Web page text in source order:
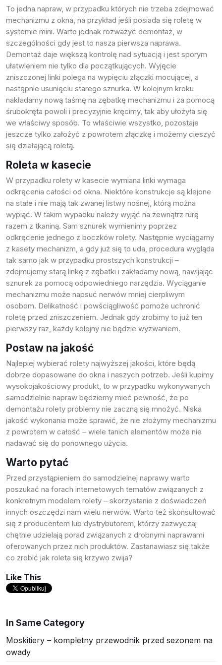
To jedna napraw, w przypadku których nie trzeba zdejmować
mechanizmu z okna, na przykład jeśli posiada się roletę w
systemie mini. Warto jednak rozważyć demontaż, w
szczególności gdy jest to nasza pierwsza naprawa.
Demontaż daje większą kontrolę nad sytuacją i jest sporym
ułatwieniem nie tylko dla początkujących. Wyjęcie
zniszczonej linki polega na wypięciu złączki mocującej, a
następnie usunięciu starego sznurka. W kolejnym kroku
nakładamy nową taśmę na zębatkę mechanizmu i za pomocą
śrubokręta powoli i precyzyjnie kręcimy, tak aby ułożyła się
we właściwy sposób. To właściwie wszystko, pozostaje
jeszcze tylko założyć z powrotem złączkę i możemy cieszyć
się działającą roletą.
Roleta w kasecie
W przypadku rolety w kasecie wymiana linki wymaga
odkręcenia całości od okna. Niektóre konstrukcje są klejone
na stałe i nie mają tak zwanej listwy nośnej, którą można
wypiąć. W takim wypadku należy wyjąć na zewnątrz rurę
razem z tkaniną. Sam sznurek wymienimy poprzez
odkręcenie jednego z boczków rolety. Następnie wyciągamy
z kasety mechanizm, a gdy już się to uda, procedura wygląda
tak samo jak w przypadku prostszych konstrukcji –
zdejmujemy starą linkę z zębatki i zakładamy nową, nawijając
sznurek za pomocą odpowiedniego narzędzia. Wyciąganie
mechanizmu może napsuć nerwów mniej cierpliwym
osobom. Delikatność i powściągliwość pomoże uchronić
roletę przed zniszczeniem. Jednak gdy zrobimy to już ten
pierwszy raz, każdy kolejny nie będzie wyzwaniem.
Postaw na jakość
Najlepiej wybierać rolety najwyższej jakości, które będą
dobrze dopasowane do okna i naszych potrzeb. Jeśli kupimy
wysokojakościowy produkt, to w przypadku wykonywanych
samodzielnie napraw będziemy mieć pewność, że po
demontażu rolety problemy nie zaczną się mnożyć. Niska
jakość wykonania może sprawić, że nie złożymy mechanizmu
z powrotem w całość – wiele tanich elementów może nie
nadawać się do ponownego użycia.
Warto pytać
Przed przystąpieniem do samodzielnej naprawy warto
poszukać na forach internetowych tematów związanych z
konkretnym modelem rolety – skorzystanie z doświadczeń
innych oszczędzi nam wielu nerwów. Warto też skonsultować
się z producentem lub dystrybutorem, którzy zazwyczaj
chętnie udzielają porad związanych z drobnymi naprawami
oferowanych przez nich produktów. Zastanawiasz się także
co zrobić jak roleta się krzywo zwija?
Like This
In Same Category
Moskitiery – kompletny przewodnik przed sezonem na
owady